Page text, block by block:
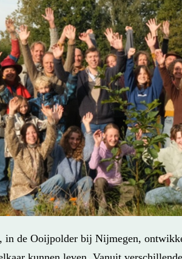
in de Ooijpolder bij Nijmegen,